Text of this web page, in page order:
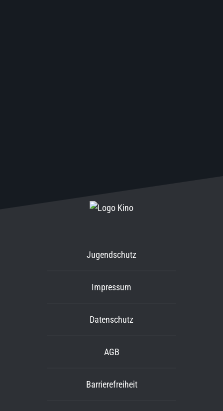
Jugendschutz
Impressum
Datenschutz
AGB
Barrierefreiheit